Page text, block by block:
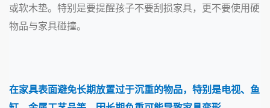
或软木垫。特别是要提醒孩子不要刮损家具，更不要使用硬
物品与家具碰撞。
在家具表面避免长期放置过于沉重的物品，特别是电视、鱼